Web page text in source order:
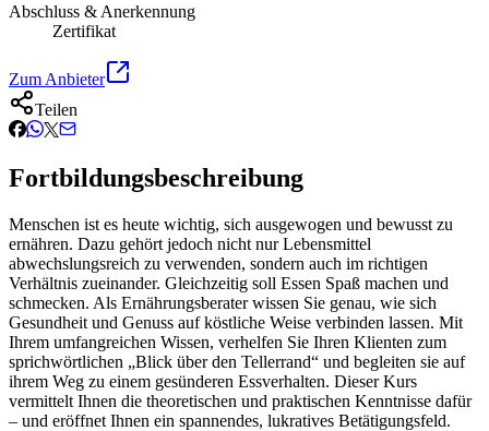
Abschluss & Anerkennung
Zertifikat
Zum Anbieter
Teilen
Fortbildungsbeschreibung
Menschen ist es heute wichtig, sich ausgewogen und bewusst zu
ernähren. Dazu gehört jedoch nicht nur Lebensmittel
abwechslungsreich zu verwenden, sondern auch im richtigen
Verhältnis zueinander. Gleichzeitig soll Essen Spaß machen und
schmecken. Als Ernährungsberater wissen Sie genau, wie sich
Gesundheit und Genuss auf köstliche Weise verbinden lassen. Mit
Ihrem umfangreichen Wissen, verhelfen Sie Ihren Klienten zum
sprichwörtlichen „Blick über den Tellerrand“ und begleiten sie auf
ihrem Weg zu einem gesünderen Essverhalten. Dieser Kurs
vermittelt Ihnen die theoretischen und praktischen Kenntnisse dafür
– und eröffnet Ihnen ein spannendes, lukratives Betätigungsfeld.